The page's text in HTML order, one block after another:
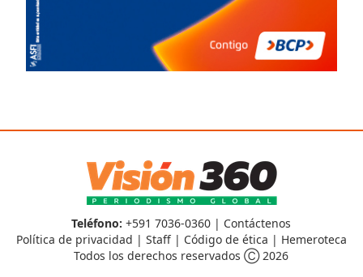
Teléfono: +591 7036-0360 | Contáctenos
Política de privacidad | Staff| Código de ética | Hemeroteca
Todos los derechos reservados Ⓒ 2026